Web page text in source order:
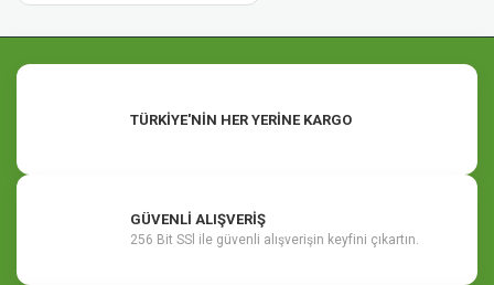
TÜRKİYE'NİN HER YERİNE KARGO
GÜVENLİ ALIŞVERİŞ
256 Bit SSl ile güvenli alışverişin keyfini çıkartın.